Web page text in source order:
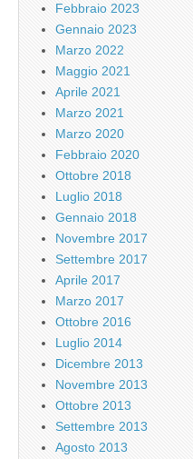
Febbraio 2023
Gennaio 2023
Marzo 2022
Maggio 2021
Aprile 2021
Marzo 2021
Marzo 2020
Febbraio 2020
Ottobre 2018
Luglio 2018
Gennaio 2018
Novembre 2017
Settembre 2017
Aprile 2017
Marzo 2017
Ottobre 2016
Luglio 2014
Dicembre 2013
Novembre 2013
Ottobre 2013
Settembre 2013
Agosto 2013